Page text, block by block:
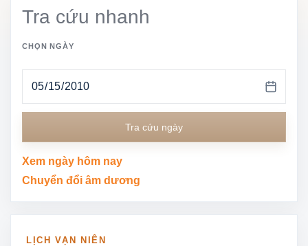
Tra cứu nhanh
CHỌN NGÀY
Tra cứu ngày
Xem ngày hôm nay
Chuyển đổi âm dương
LỊCH VẠN NIÊN